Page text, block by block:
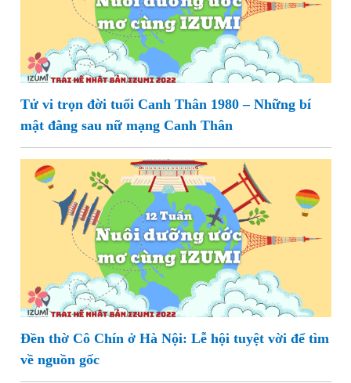
Tử vi trọn đời tuổi Canh Thân 1980 – Những bí
mật đằng sau nữ mạng Canh Thân
Đền thờ Cô Chín ở Hà Nội: Lễ hội tuyệt vời để tìm
về nguồn gốc